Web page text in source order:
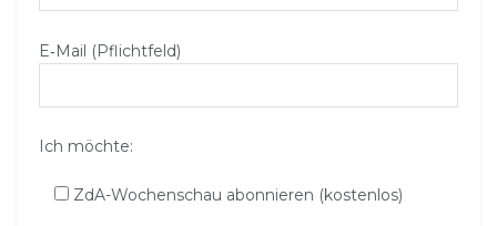
E‑Mail (Pflichtfeld)
Ich möchte:
ZdA-Wochenschau abonnieren (kostenlos)